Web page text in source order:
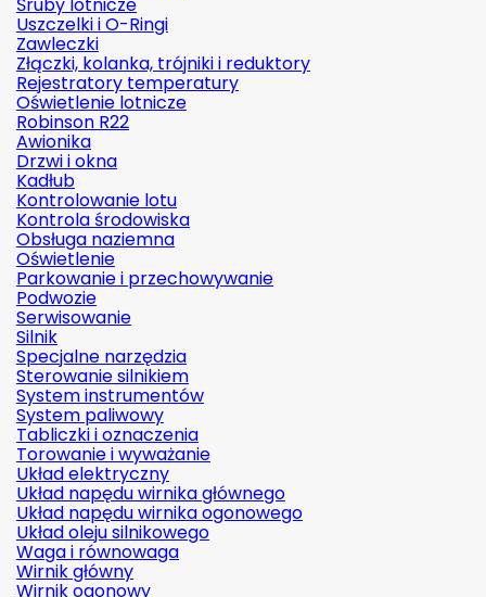
Uszczelki i O-Ringi
Zawleczki
Złączki, kolanka, trójniki i reduktory
Rejestratory temperatury
Oświetlenie lotnicze
Robinson R22
Awionika
Drzwi i okna
Kadłub
Kontrolowanie lotu
Kontrola środowiska
Obsługa naziemna
Oświetlenie
Parkowanie i przechowywanie
Podwozie
Serwisowanie
Silnik
Specjalne narzędzia
Sterowanie silnikiem
System instrumentów
System paliwowy
Tabliczki i oznaczenia
Torowanie i wyważanie
Układ elektryczny
Układ napędu wirnika głównego
Układ napędu wirnika ogonowego
Układ oleju silnikowego
Waga i równowaga
Wirnik główny
Wirnik ogonowy